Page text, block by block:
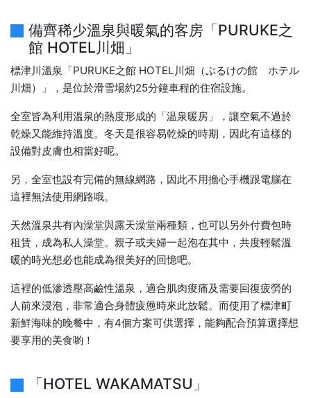
備齊稀少溫泉與暖氣的客房「PURUKE之
館 HOTEL川畑」
標津川溫泉「PURUKE之館 HOTEL川畑（ぷるけの館 ホテル
川畑）」，是位於滑雪場約25分鐘車程的住宿設施。
全室皆為利用溫泉的熱度形成的「温泉暖房」，讓空氣不過於
乾燥又能維持溫度。冬天是很容易乾燥的時期，因此有這樣的
設備對皮膚也相當好呢。
另，全室也設有完備的無線網路，因此不用擔心手機跟電腦在
這裡無法使用網路哦。
天然溫泉共有內澡堂與露天澡堂兩種類，也可以另外付費包時
租賃，成為私人澡堂。親子或夫婦一起泡在其中，共度輕鬆溫
暖的時光想必也能成為很美好的回憶吧。
這裡的低滲透壓高鹼性溫泉，適合肌肉痠痛及需要回復疲勞的
人前來浸泡，非常適合身體疲憊時來此放鬆。而使用了標津町
新鮮海味的晚餐中，有4個方案可供選擇，能夠配合預算選擇想
要享用的美食喲！
「HOTEL WAKAMATSU」